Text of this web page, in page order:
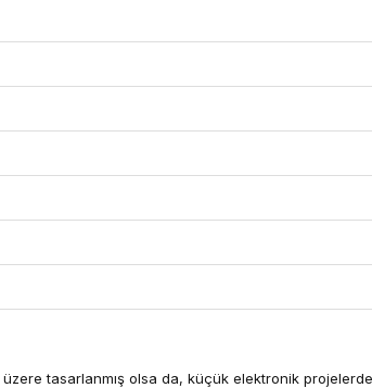
tasarlanmış olsa da, küçük elektronik